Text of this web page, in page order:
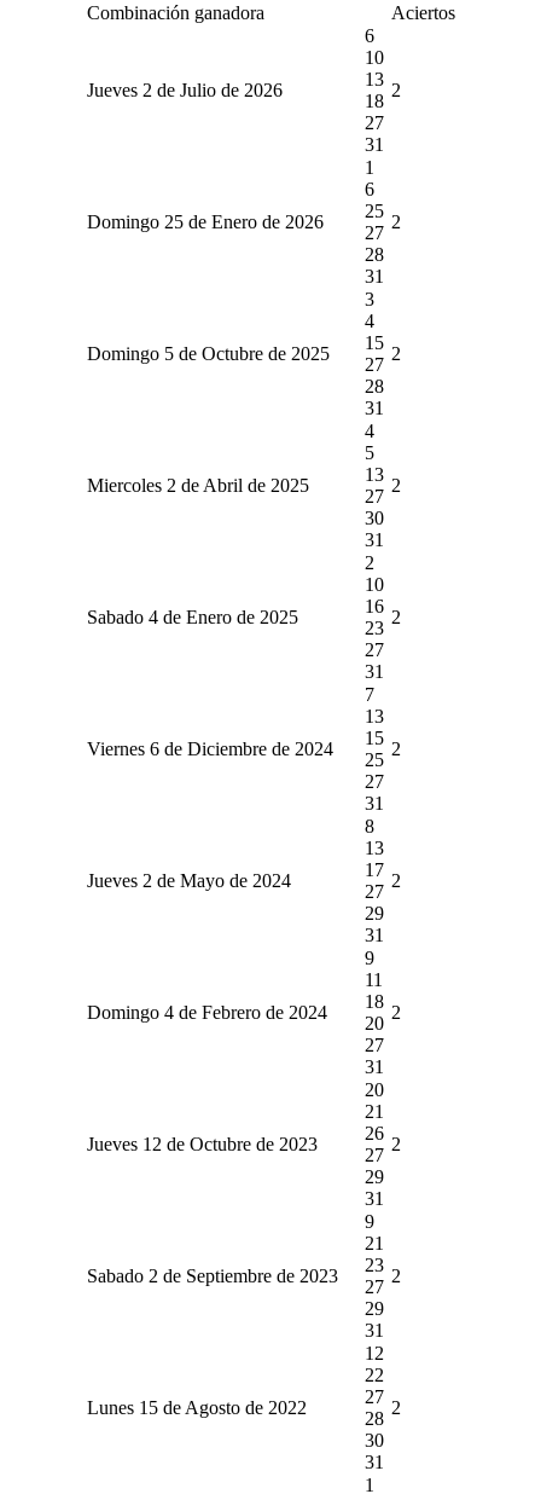
Combinación ganadora Aciertos
Jueves 2 de Julio de 2026
6
10
13
18
27
31
2
Domingo 25 de Enero de 2026
1
6
25
27
28
31
2
Domingo 5 de Octubre de 2025
3
4
15
27
28
31
2
Miercoles 2 de Abril de 2025
4
5
13
27
30
31
2
Sabado 4 de Enero de 2025
2
10
16
23
27
31
2
Viernes 6 de Diciembre de 2024
7
13
15
25
27
31
2
Jueves 2 de Mayo de 2024
8
13
17
27
29
31
2
Domingo 4 de Febrero de 2024
9
11
18
20
27
31
2
Jueves 12 de Octubre de 2023
20
21
26
27
29
31
2
Sabado 2 de Septiembre de 2023
9
21
23
27
29
31
2
Lunes 15 de Agosto de 2022
12
22
27
28
30
31
2
1